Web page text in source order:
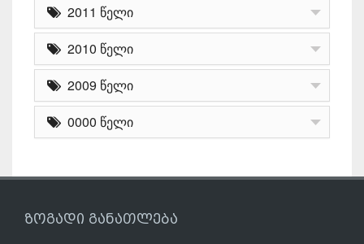
2011 წელი
2010 წელი
2009 წელი
0000 წელი
ზოგადი განათლება